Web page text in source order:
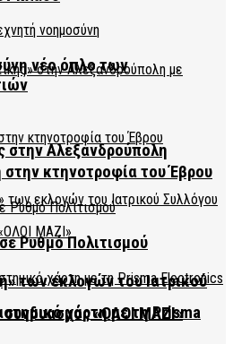
στην Αλεξανδρούπολη
των εκλογών του Ιατρικού
«ΟΛΟΙ ΜΑΖΙ»
νέο όπλο των
κτηνοτροφία του Έβρου
Ρυθμό Πολιτισμού
χάρτη με τη Prisma